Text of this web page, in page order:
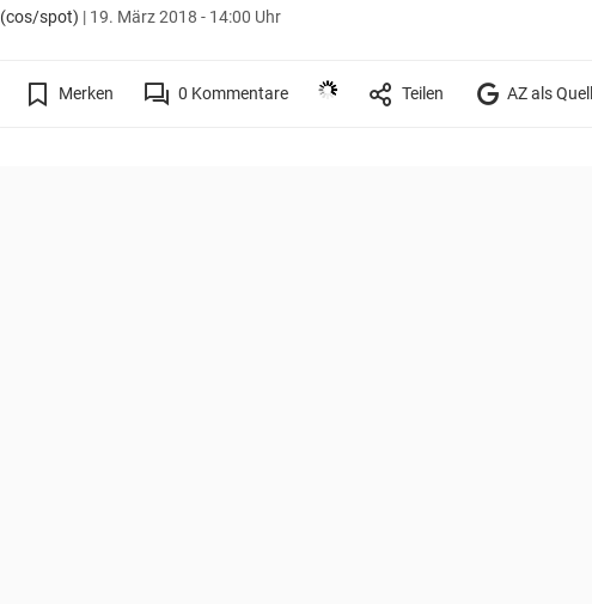
(cos/spot) | 19. März 2018 - 14:00 Uhr
Merken 0 Kommentare Teilen AZ als